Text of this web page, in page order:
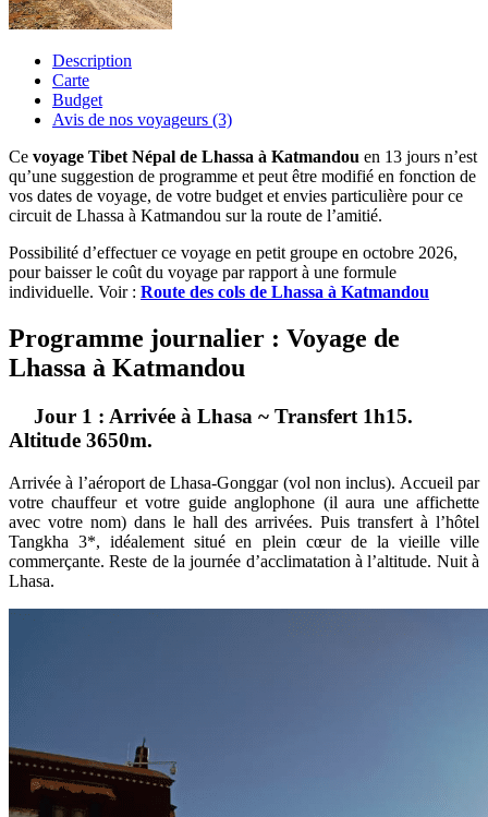
Description
Carte
Budget
Avis de nos voyageurs (3)
Ce voyage Tibet Népal de Lhassa à Katmandou en 13 jours n’est
qu’une suggestion de programme et peut être modifié en fonction de
vos dates de voyage, de votre budget et envies particulière pour ce
circuit de Lhassa à Katmandou sur la route de l’amitié.
Possibilité d’effectuer ce voyage en petit groupe en octobre 2026,
pour baisser le coût du voyage par rapport à une formule
individuelle. Voir : Route des cols de Lhassa à Katmandou
Programme journalier : Voyage de
Lhassa à Katmandou
Jour 1 : Arrivée à Lhasa ~ Transfert 1h15.
Altitude 3650m.
Arrivée à l’aéroport de Lhasa-Gonggar (vol non inclus). Accueil par
votre chauffeur et votre guide anglophone (il aura une affichette
avec votre nom) dans le hall des arrivées. Puis transfert à l’hôtel
Tangkha 3*, idéalement situé en plein cœur de la vieille ville
commerçante. Reste de la journée d’acclimatation à l’altitude. Nuit à
Lhasa.